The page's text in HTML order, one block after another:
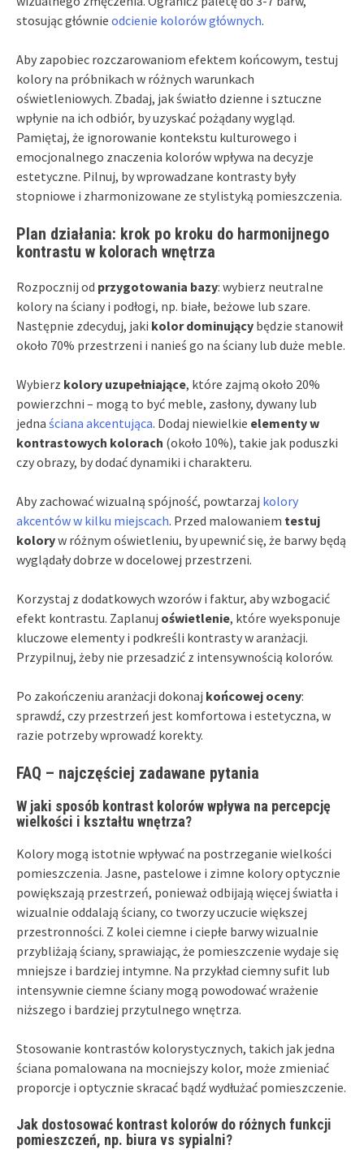
stosując głównie odcienie kolorów głównych.
Aby zapobiec rozczarowaniom efektem końcowym, testuj
kolory na próbnikach w różnych warunkach
oświetleniowych. Zbadaj, jak światło dzienne i sztuczne
wpłynie na ich odbiór, by uzyskać pożądany wygląd.
Pamiętaj, że ignorowanie kontekstu kulturowego i
emocjonalnego znaczenia kolorów wpływa na decyzje
estetyczne. Pilnuj, by wprowadzane kontrasty były
stopniowe i zharmonizowane ze stylistyką pomieszczenia.
Plan działania: krok po kroku do harmonijnego
kontrastu w kolorach wnętrza
Rozpocznij od przygotowania bazy: wybierz neutralne
kolory na ściany i podłogi, np. białe, beżowe lub szare.
Następnie zdecyduj, jaki kolor dominujący będzie stanowił
około 70% przestrzeni i nanieś go na ściany lub duże meble.
Wybierz kolory uzupełniające, które zajmą około 20%
powierzchni – mogą to być meble, zasłony, dywany lub
jedna ściana akcentująca. Dodaj niewielkie elementy w
kontrastowych kolorach (około 10%), takie jak poduszki
czy obrazy, by dodać dynamiki i charakteru.
Aby zachować wizualną spójność, powtarzaj kolory
akcentów w kilku miejscach. Przed malowaniem testuj
koloryw różnym oświetleniu, by upewnić się, że barwy będą
wyglądały dobrze w docelowej przestrzeni.
Korzystaj z dodatkowych wzorów i faktur, aby wzbogacić
efekt kontrastu. Zaplanuj oświetlenie, które wyeksponuje
kluczowe elementy i podkreśli kontrasty w aranżacji.
Przypilnuj, żeby nie przesadzić z intensywnością kolorów.
Po zakończeniu aranżacji dokonaj końcowej oceny:
sprawdź, czy przestrzeń jest komfortowa i estetyczna, w
razie potrzeby wprowadź korekty.
FAQ – najczęściej zadawane pytania
W jaki sposób kontrast kolorów wpływa na percepcję
wielkości i kształtu wnętrza?
Kolory mogą istotnie wpływać na postrzeganie wielkości
pomieszczenia. Jasne, pastelowe i zimne kolory optycznie
powiększają przestrzeń, ponieważ odbijają więcej światła i
wizualnie oddalają ściany, co tworzy uczucie większej
przestronności. Z kolei ciemne i ciepłe barwy wizualnie
przybliżają ściany, sprawiając, że pomieszczenie wydaje się
mniejsze i bardziej intymne. Na przykład ciemny sufit lub
intensywnie ciemne ściany mogą powodować wrażenie
niższego i bardziej przytulnego wnętrza.
Stosowanie kontrastów kolorystycznych, takich jak jedna
ściana pomalowana na mocniejszy kolor, może zmieniać
proporcje i optycznie skracać bądź wydłużać pomieszczenie.
Jak dostosować kontrast kolorów do różnych funkcji
pomieszczeń, np. biura vs sypialni?